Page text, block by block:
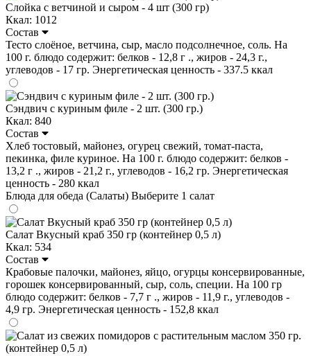
Слойка с ветчиной и сыром - 4 шт (300 гр)
Ккал: 1012
Состав
Тесто слоёное, ветчина, сыр, масло подсолнечное, соль. На
100 г. блюдо содержит: белков - 12,8 г ., жиров - 24,3 г.,
углеводов - 17 гр. Энергетическая ценность - 337.5 ккал
Сэндвич с куриным филе - 2 шт. (300 гр.)
Ккал: 840
Состав
Хлеб тостовый, майонез, огурец свежий, томат-паста,
пекинка, филе куриное. На 100 г. блюдо содержит: белков -
13,2 г ., жиров - 21,2 г., углеводов - 16,2 гр. Энергетическая
ценность - 280 ккал
Блюда для обеда (Салаты) Выберите 1 салат
Салат Вкусный краб 350 гр (контейнер 0,5 л)
Ккал: 534
Состав
Крабовые палочки, майонез, яйцо, огурцы консервированные,
горошек консервированный, сыр, соль, специи. На 100 гр
блюдо содержит: белков - 7,7 г ., жиров - 11,9 г., углеводов -
4,9 гр. Энергетическая ценность - 152,8 ккал